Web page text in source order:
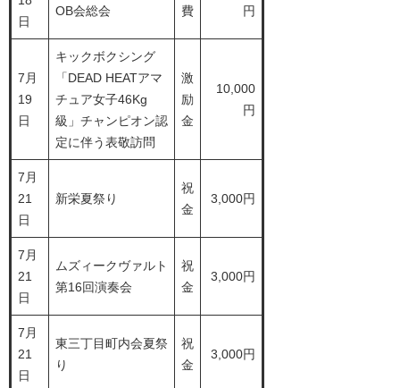
日
OB会総会
費
円
7月
19
日
キックボクシング
「DEAD HEATアマ
チュア女子46Kg
級」チャンピオン認
定に伴う表敬訪問
激
励
金
10,000
円
7月
21
日
新栄夏祭り
祝
金
3,000円
7月
21
日
ムズィークヴァルト
第16回演奏会
祝
金
3,000円
7月
21
日
東三丁目町内会夏祭
り
祝
金
3,000円